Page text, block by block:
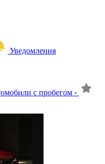
Уведомления
с пробегом ›